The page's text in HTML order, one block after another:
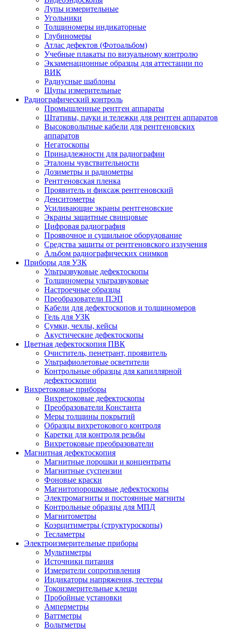
Лупы измерительные
Угольники
Толщиномеры индикаторные
Глубиномеры
Атлас дефектов (Фотоальбом)
Учебные плакаты по визуальному контролю
Экзаменационные образцы для аттестации по
ВИК
Радиусные шаблоны
Щупы измерительные
Радиографический контроль
Промышленные рентген аппараты
Штативы, пауки и тележки для рентген аппаратов
Высоковольтные кабели для рентгеновских
аппаратов
Негатоскопы
Принадлежности для радиографии
Эталоны чувствительности
Дозиметры и радиометры
Рентгеновская пленка
Проявитель и фиксаж рентгеновский
Денситометры
Усиливающие экраны рентгеновские
Экраны защитные свинцовые
Цифровая радиография
Проявочное и сушильное оборудование
Средства защиты от рентгеновского излучения
Альбом радиографических снимков
Приборы для УЗК
Ультразвуковые дефектоскопы
Толщиномеры ультразвуковые
Настроечные образцы
Преобразователи ПЭП
Кабели для дефектоскопов и толщиномеров
Гель для УЗК
Сумки, чехлы, кейсы
Акустические дефектоскопы
Цветная дефектоскопия ПВК
Очиститель, пенетрант, проявитель
Ультрафиолетовые осветители
Контрольные образцы для капиллярной
дефектоскопии
Вихретоковые приборы
Вихретоковые дефектоскопы
Преобразователи Константа
Меры толщины покрытий
Образцы вихретокового контроля
Каретки для контроля резьбы
Вихретоковые преобразователи
Магнитная дефектоскопия
Магнитные порошки и концентраты
Магнитные суспензии
Фоновые краски
Магнитопорошковые дефектоскопы
Электромагниты и постоянные магниты
Контрольные образцы для МПД
Магнитометры
Коэрцитиметры (структуроскопы)
Тесламетры
Электроизмерительные приборы
Мультиметры
Источники питания
Измерители сопротивления
Индикаторы напряжения, тестеры
Токоизмерительные клещи
Пробойные установки
Амперметры
Ваттметры
Вольтметры